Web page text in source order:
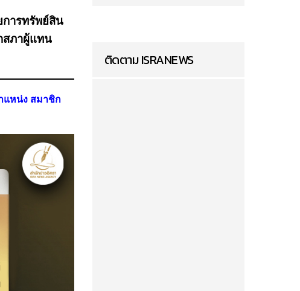
การทรัพย์สิน
สภาผู้แทน
แหน่ง สมาชิก
ติดตาม ISRANEWS